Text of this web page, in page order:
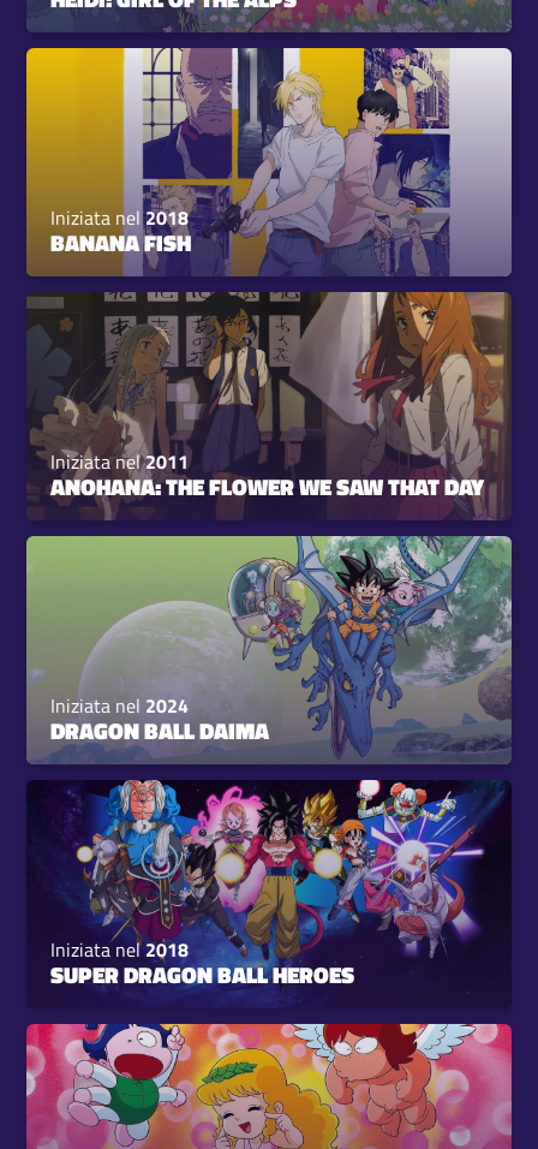
Iniziata nel2018
BANANA FISH
Iniziata nel2011
ANOHANA: THE FLOWER WE SAW THAT DAY
Iniziata nel 2024
DRAGON BALL DAIMA
Iniziata nel2018
SUPER DRAGON BALL HEROES